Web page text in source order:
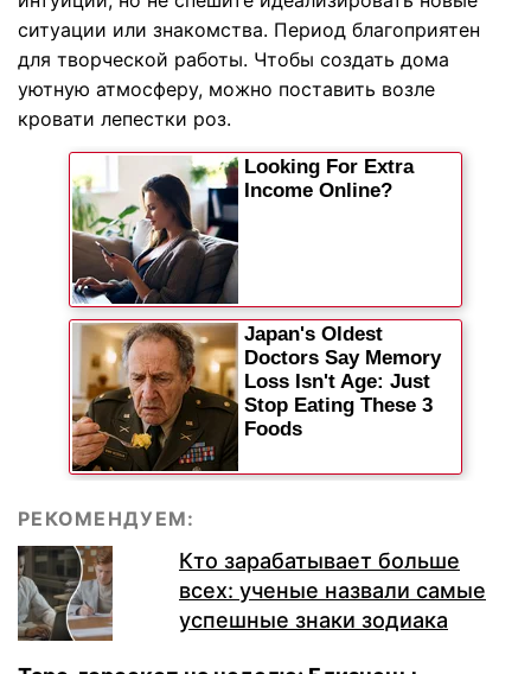
ситуации или знакомства. Период благоприятен
для творческой работы. Чтобы создать дома
уютную атмосферу, можно поставить возле
кровати лепестки роз.
РЕКОМЕНДУЕМ:
Кто зарабатывает больше
всех: ученые назвали самые
успешные знаки зодиака